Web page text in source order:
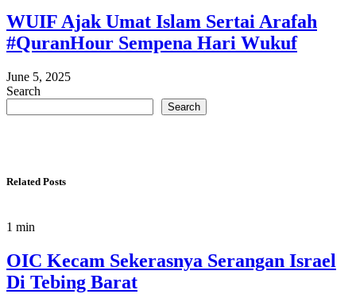
WUIF Ajak Umat Islam Sertai Arafah
#QuranHour Sempena Hari Wukuf
June 5, 2025
Search
Search
Related Posts
1 min
OIC Kecam Sekerasnya Serangan Israel
Di Tebing Barat